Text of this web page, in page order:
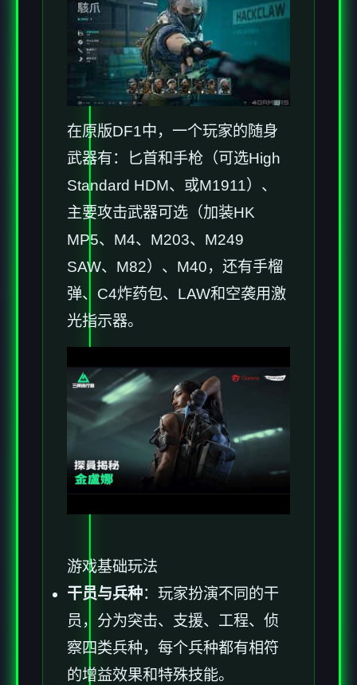
在原版DF1中，一个玩家的随身
武器有：匕首和手枪（可选High
Standard HDM、或M1911）、
主要攻击武器可选（加装HK
MP5、M4、M203、M249
SAW、M82）、M40，还有手榴
弹、C4炸药包、LAW和空袭用激
光指示器。
游戏基础玩法
干员与兵种：玩家扮演不同的干
员，分为突击、支援、工程、侦
察四类兵种，每个兵种都有相符
的增益效果和特殊技能。